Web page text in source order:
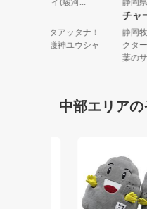
岡県|アイスルカイ(駿河...
ャクシャク！マタアッタナ！
河湾ヲ愛する守護神ユウシャ
中部エリア